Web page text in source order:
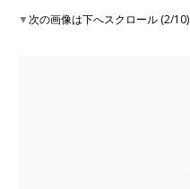
▼次の画像は下へスクロール (2/10)